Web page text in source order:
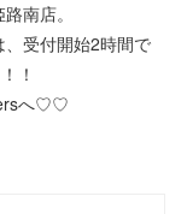
南店。
受付開始2時間で
！
へ♡♡